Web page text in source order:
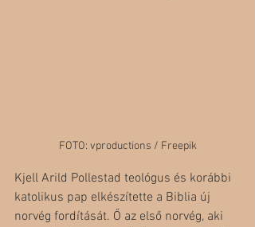
FOTO: vproductions / Freepik
Kjell Arild Pollestad teológus és korábbi
katolikus pap elkészítette a Biblia új
norvég fordítását. Ő az első norvég, aki